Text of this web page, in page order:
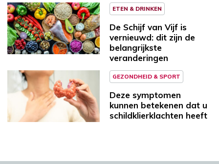
ETEN & DRINKEN
De Schijf van Vijf is
vernieuwd: dit zijn de
belangrijkste
veranderingen
GEZONDHEID & SPORT
Deze symptomen
kunnen betekenen dat u
schildklierklachten heeft